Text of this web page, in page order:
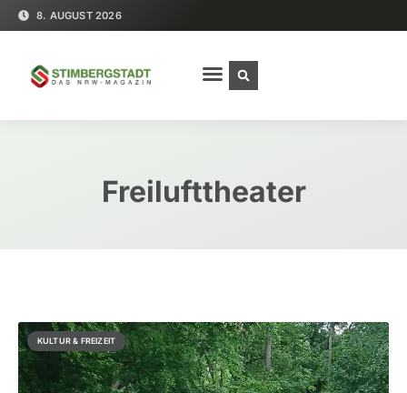
8. AUGUST 2026
Freilufttheater
KULTUR & FREIZEIT